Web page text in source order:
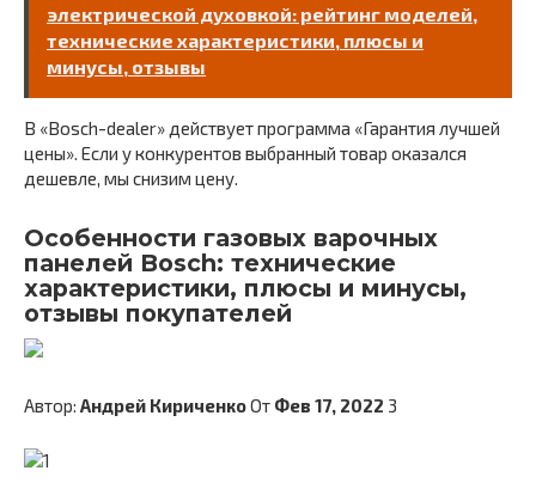
электрической духовкой: рейтинг моделей,
технические характеристики, плюсы и
минусы, отзывы
В «Bosch-dealer» действует программа «Гарантия лучшей
цены». Если у конкурентов выбранный товар оказался
дешевле, мы снизим цену.
Особенности газовых варочных
панелей Bosch: технические
характеристики, плюсы и минусы,
отзывы покупателей
Автор: Андрей КириченкоОт Фев 17, 2022 3